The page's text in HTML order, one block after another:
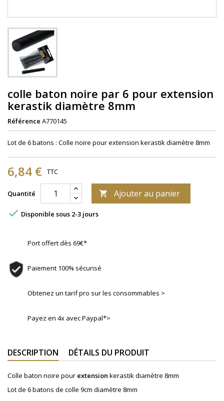
colle baton noire par 6 pour extension
kerastik diamètre 8mm
Référence A770145
Lot de 6 batons : Colle noire pour extension kerastik diamètre 8mm
6,84 € TTC
Quantité  Ajouter au panier
 Disponible sous 2-3 jours
Port offert dès 69€*
Paiement 100% sécurisé
Obtenez un tarif pro sur les consommables >
Payez en 4x avec Paypal*>
DESCRIPTION DÉTAILS DU PRODUIT
Colle baton noire pour extension kerastik diamètre 8mm
Lot de 6 batons de colle 9cm diamètre 8mm